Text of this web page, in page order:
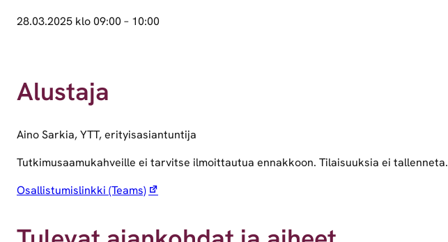
28.03.2025 klo 09:00 – 10:00
Alustaja
Aino Sarkia, YTT, erityisasiantuntija
Tutkimusaamukahveille ei tarvitse ilmoittautua ennakkoon. Tilaisuuksia ei tallenneta.
Osallistumislinkki (Teams)